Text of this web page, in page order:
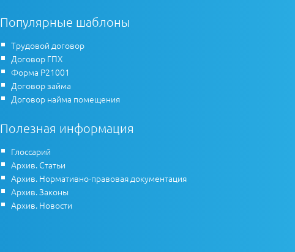
Популярные шаблоны
Трудовой договор
Договор ГПХ
Форма Р21001
Договор займа
Договор найма помещения
Полезная информация
Глоссарий
Архив. Статьи
Архив. Нормативно-правовая документация
Архив. Законы
Архив. Новости